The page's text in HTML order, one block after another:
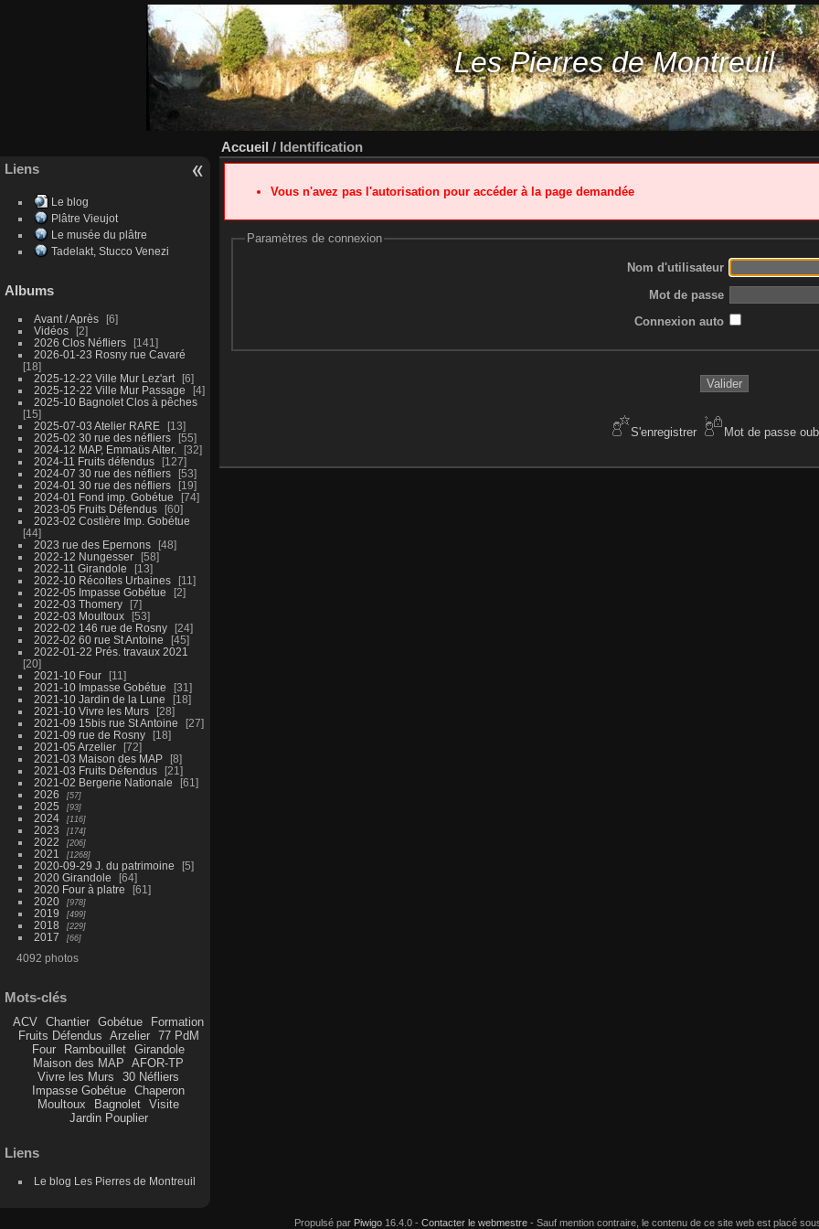
Les Pierres de Montreuil
Liens
Le blog
Plâtre Vieujot
Le musée du plâtre
Tadelakt, Stucco Venezi
Albums
Avant / Après
6
Vidéos
2
2026 Clos Néfliers
141
2026-01-23 Rosny rue Cavaré
18
2025-12-22 Ville Mur Lez'art
6
2025-12-22 Ville Mur Passage
4
2025-10 Bagnolet Clos à pêches
15
2025-07-03 Atelier RARE
13
2025-02 30 rue des néfliers
55
2024-12 MAP, Emmaüs Alter.
32
2024-11 Fruits défendus
127
2024-07 30 rue des néfliers
53
2024-01 30 rue des néfliers
19
2024-01 Fond imp. Gobétue
74
2023-05 Fruits Défendus
60
2023-02 Costière Imp. Gobétue
44
2023 rue des Epernons
48
2022-12 Nungesser
58
2022-11 Girandole
13
2022-10 Récoltes Urbaines
11
2022-05 Impasse Gobétue
2
2022-03 Thomery
7
2022-03 Moultoux
53
2022-02 146 rue de Rosny
24
2022-02 60 rue St Antoine
45
2022-01-22 Prés. travaux 2021
20
2021-10 Four
11
2021-10 Impasse Gobétue
31
2021-10 Jardin de la Lune
18
2021-10 Vivre les Murs
28
2021-09 15bis rue St Antoine
27
2021-09 rue de Rosny
18
2021-05 Arzelier
72
2021-03 Maison des MAP
8
2021-03 Fruits Défendus
21
2021-02 Bergerie Nationale
61
2026
57
2025 93
2024 116
2023 174
2022 206
2021 1268
2020-09-29 J. du patrimoine
5
2020 Girandole
64
2020 Four à platre
61
2020
978
2019 499
2018 229
2017 66
4092 photos
Mots-clés
ACV Chantier Gobétue
Formation
Fruits Défendus Arzelier
77 PdM
Four
Rambouillet
Girandole
Maison des MAP
AFOR-TP
Vivre les Murs
30 Néfliers
Impasse Gobétue
Chaperon
Moultoux
Bagnolet
Visite
Jardin Pouplier
Liens
Le blog Les Pierres de Montreuil
Accueil / Identification
Vous n'avez pas l'autorisation pour accéder à la page demandée
Paramètres de connexion
Nom d'utilisateur
Mot de passe
Connexion auto
S'enregistrer Mot de passe
Propulsé par Piwigo 16.4.0 - Contacter le webmestre Sauf mention contraire, le contenu de ce site web est placé